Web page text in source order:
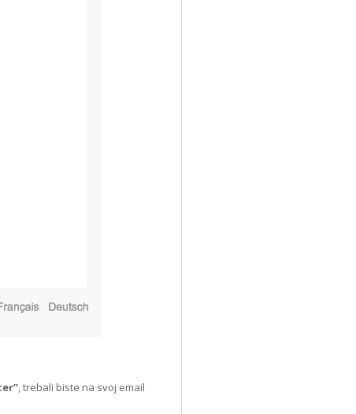
, trebali biste na svoj email